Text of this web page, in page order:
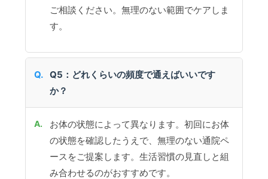
ご相談ください。無理のない範囲でケアしま
す。
Q5：どれくらいの頻度で通えばいいです
か？
お体の状態によって異なります。初回にお体
の状態を確認したうえで、無理のない通院ペ
ースをご提案します。生活習慣の見直しと組
み合わせるのがおすすめです。